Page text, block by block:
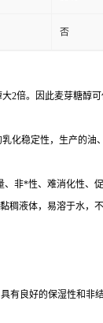
否
2倍。因此麦芽糖醇
化稳定性，生产的
非*性、难消化性、
稠液体，易溶于水，
有良好的保湿性和非